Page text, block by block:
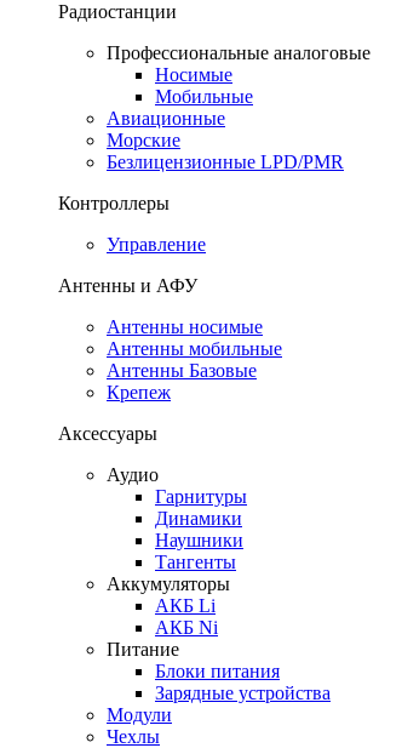
Радиостанции
Профессиональные аналоговые
Носимые
Мобильные
Авиационные
Морские
Безлицензионные LPD/PMR
Контроллеры
Управление
Антенны и АФУ
Антенны носимые
Антенны мобильные
Антенны Базовые
Крепеж
Аксессуары
Аудио
Гарнитуры
Динамики
Наушники
Тангенты
Аккумуляторы
АКБ Li
АКБ Ni
Питание
Блоки питания
Зарядные устройства
Модули
Чехлы